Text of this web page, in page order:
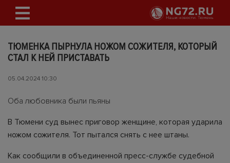
ТЮМЕНКА ПЫРНУЛА НОЖОМ СОЖИТЕЛЯ, КОТОРЫЙ
СТАЛ К НЕЙ ПРИСТАВАТЬ
05.04.2024 10:30
Оба любовника были пьяны
В Тюмени суд вынес приговор женщине, которая ударила
ножом сожителя. Тот пытался снять с нее штаны.
Как сообщили в объединенной пресс-службе судебной